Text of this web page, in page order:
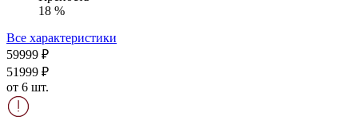
18 %
Все характеристики
59999 ₽
51999 ₽
от 6 шт.